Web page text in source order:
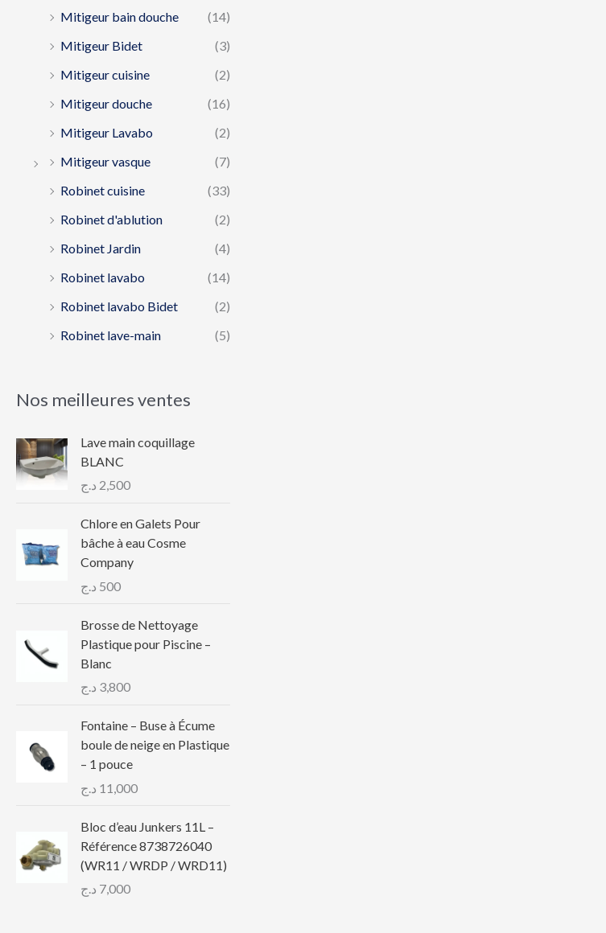
Mitigeur bain douche
(14)
Mitigeur Bidet
(3)
Mitigeur cuisine
(2)
Mitigeur douche
(16)
Mitigeur Lavabo
(2)
Mitigeur vasque
(7)
Robinet cuisine
(33)
Robinet d'ablution
(2)
Robinet Jardin
(4)
Robinet lavabo
(14)
Robinet lavabo Bidet
(2)
Robinet lave-main
(5)
Nos meilleures ventes
Lave main coquillage
BLANC
2,500 د.ج
Chlore en Galets Pour
bâche à eau Cosme
Company
500 د.ج
Brosse de Nettoyage
Plastique pour Piscine –
Blanc
3,800 د.ج
Fontaine – Buse à Écume
boule de neige en Plastique
– 1 pouce
11,000 د.ج
Bloc d’eau Junkers 11L –
Référence 8738726040
(WR11 / WRDP / WRD11)
7,000 د.ج